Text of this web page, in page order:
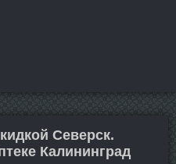
Северск.
Калининград